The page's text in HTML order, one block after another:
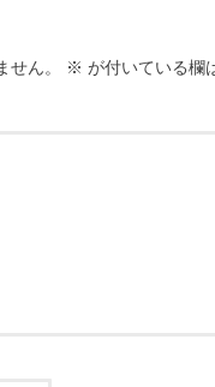
ん。 ※ が付いている欄